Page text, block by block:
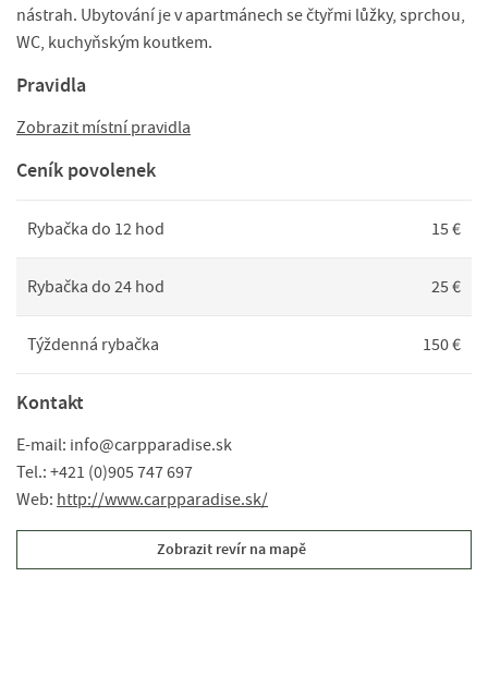
nástrah. Ubytování je v apartmánech se čtyřmi lůžky, sprchou,
WC, kuchyňským koutkem.
Pravidla
Zobrazit místní pravidla
Ceník povolenek
Rybačka do 12 hod 15 €
Rybačka do 24 hod 25 €
Týždenná rybačka 150 €
Kontakt
E-mail: info@carpparadise.sk
Tel.: +421 (0)905 747 697
Web: http://www.carpparadise.sk/
Zobrazit revír na mapě